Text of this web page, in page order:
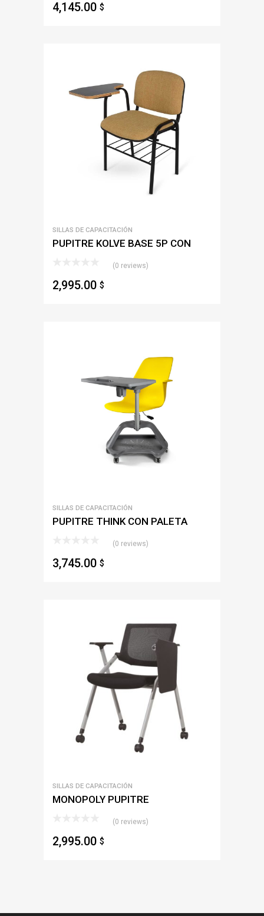
4,145.00 $
SILLAS DE CAPACITACIÓN
PUPITRE KOLVE BASE 5P CON
(0 reviews)
2,995.00 $
SILLAS DE CAPACITACIÓN
PUPITRE THINK CON PALETA
(0 reviews)
3,745.00 $
SILLAS DE CAPACITACIÓN
MONOPOLY PUPITRE
(0 reviews)
2,995.00 $